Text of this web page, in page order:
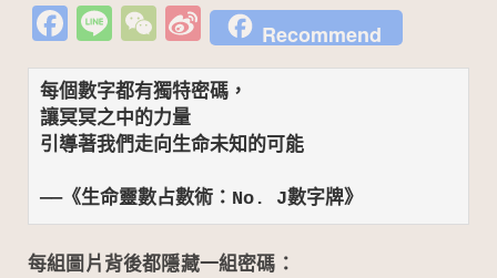
Fa
c
e
b
o
o
k
Li
n
e
W
e
C
h
at
Si
n
a
W
ei
b
o
Recommend
每個數字都有獨特密碼，
讓冥冥之中的力量
引導著我們走向生命未知的可能
——《生命靈數占數術：No. J數字牌》
每組圖片背後都隱藏一組密碼：